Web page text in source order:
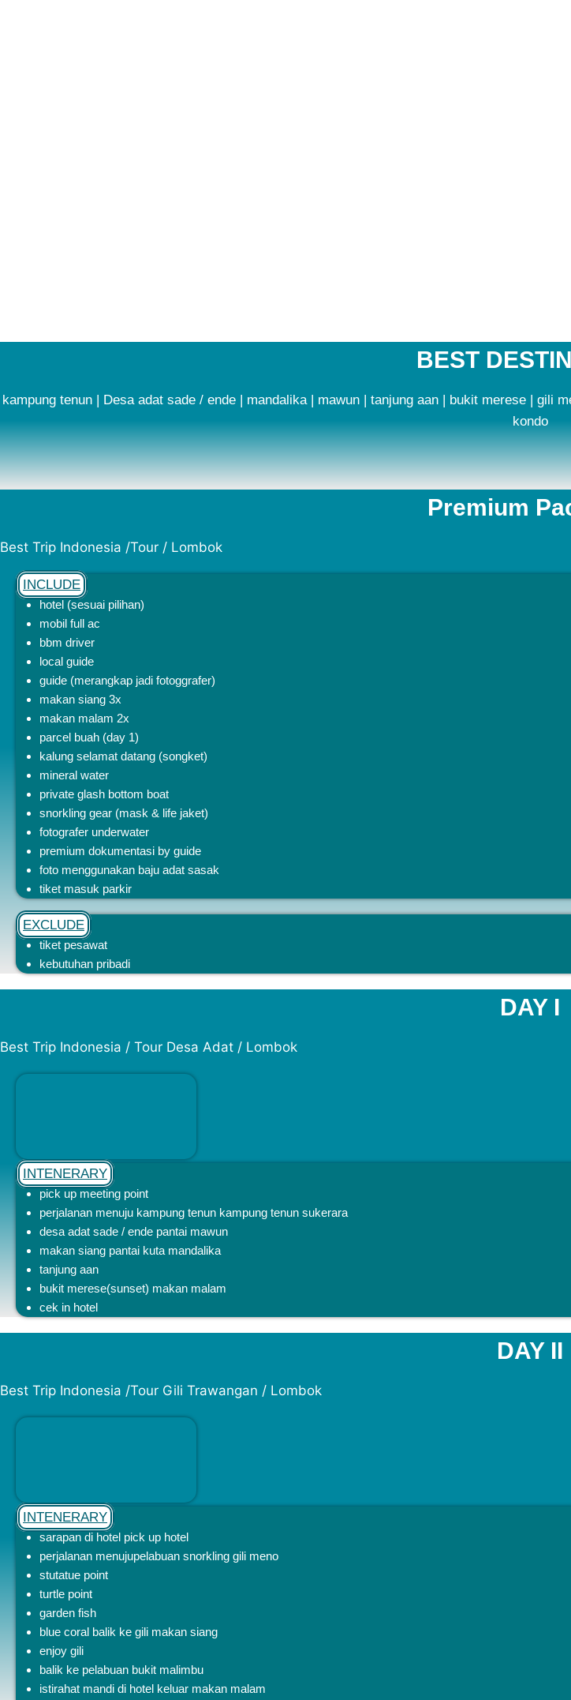
BEST
kampung tenun | Desa adat sade / ende | mandalika | mawun | tanjung aan | bukit merese | gili
kondo
Premium
Best Trip Indonesia /Tour / Lombok
INCLUDE
hotel (sesuai pilihan)
mobil full ac
bbm driver
local guide
guide (merangkap jadi fotoggrafer)
makan siang 3x
makan malam 2x
parcel buah (day 1)
kalung selamat datang (songket)
mineral water
private glash bottom boat
snorkling gear (mask & life jaket)
fotografer underwater
premium dokumentasi by guide
foto menggunakan baju adat sasak
tiket masuk parkir
EXCLUDE
tiket pesawat
kebutuhan pribadi
DAY I
Best Trip Indonesia / Tour Desa Adat / Lombok
INTENERARY
pick up meeting point
perjalanan menuju kampung tenun kampung tenun sukerara
desa adat sade / ende pantai mawun
makan siang pantai kuta mandalika
tanjung aan
bukit merese(sunset) makan malam
cek in hotel
DAY II
Best Trip Indonesia /Tour Gili Trawangan / Lombok
INTENERARY
sarapan di hotel pick up hotel
perjalanan menujupelabuan snorkling gili meno
stutatue point
turtle point
garden fish
blue coral balik ke gili makan siang
enjoy gili
balik ke pelabuan bukit malimbu
istirahat mandi di hotel keluar makan malam